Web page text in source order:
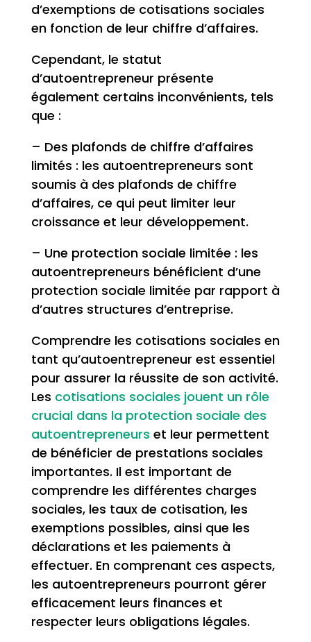
d’exemptions de cotisations sociales
en fonction de leur chiffre d’affaires.
Cependant, le statut
d’autoentrepreneur présente
également certains inconvénients, tels
que :
– Des plafonds de chiffre d’affaires
limités : les autoentrepreneurs sont
soumis à des plafonds de chiffre
d’affaires, ce qui peut limiter leur
croissance et leur développement.
– Une protection sociale limitée : les
autoentrepreneurs bénéficient d’une
protection sociale limitée par rapport à
d’autres structures d’entreprise.
Comprendre les cotisations sociales en
tant qu’autoentrepreneur est essentiel
pour assurer la réussite de son activité.
Les cotisations sociales jouent un rôle
crucial dans la protection sociale des
autoentrepreneurs et leur permettent
de bénéficier de prestations sociales
importantes. Il est important de
comprendre les différentes charges
sociales, les taux de cotisation, les
exemptions possibles, ainsi que les
déclarations et les paiements à
effectuer. En comprenant ces aspects,
les autoentrepreneurs pourront gérer
efficacement leurs finances et
respecter leurs obligations légales.